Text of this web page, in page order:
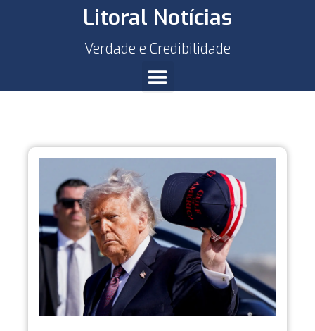
Litoral Notícias
Verdade e Credibilidade